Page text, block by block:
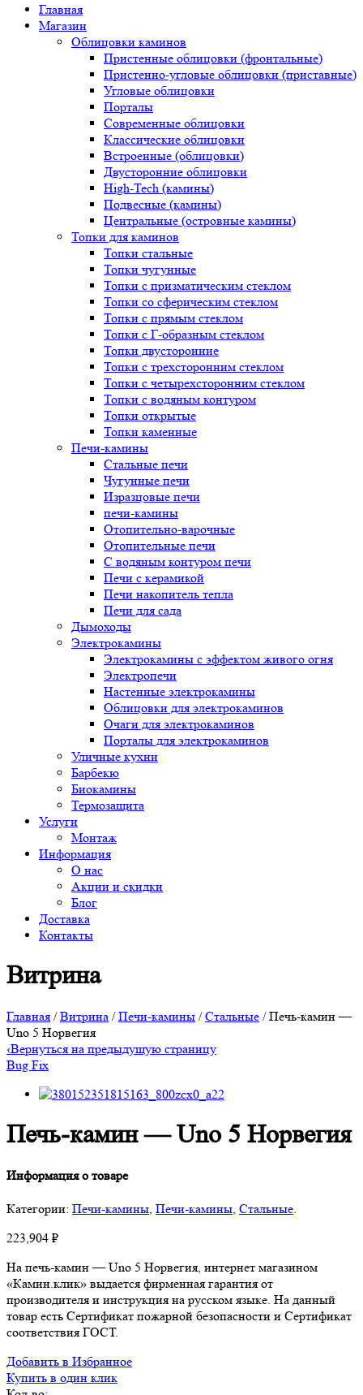
Главная
Магазин
Облицовки каминов
Пристенные облицовки (фронтальные)
Пристенно-угловые облицовки (приставные)
Угловые облицовки
Порталы
Современные облицовки
Классические облицовки
Встроенные (облицовки)
Двусторонние облицовки
High-Tech (камины)
Подвесные (камины)
Центральные (островные камины)
Топки для каминов
Топки стальные
Топки чугунные
Топки с призматическим стеклом
Топки со сферическим стеклом
Топки с прямым стеклом
Топки с Г-образным стеклом
Топки двусторонние
Топки с трехсторонним стеклом
Топки с четырехсторонним стеклом
Топки с водяным контуром
Топки открытые
Топки каменные
Печи-камины
Стальные печи
Чугунные печи
Изразцовые печи
печи-камины
Отопительно-варочные
Отопительные печи
С водяным контуром печи
Печи с керамикой
Печи накопитель тепла
Печи для сада
Дымоходы
Электрокамины
Электрокамины с эффектом живого огня
Электропечи
Настенные электрокамины
Облицовки для электрокаминов
Очаги для электрокаминов
Порталы для электрокаминов
Уличные кухни
Барбекю
Биокамины
Термозащита
Услуги
Монтаж
Информация
О нас
Акции и скидки
Блог
Доставка
Контакты
Витрина
Главная /Витрина /Печи-камины /Стальные / Печь-камин —
Uno 5 Норвегия
‹Вернуться на предыдущую страницу
Bug Fix
Печь-камин — Uno 5 Норвегия
Информация о товаре
Категории: Печи-камины, Печи-камины, Стальные.
223,904 ₽
На печь-камин — Uno 5 Норвегия, интернет магазином
«Камин.клик» выдается фирменная гарантия от
производителя и инструкция на русском языке. На данный
товар есть Сертификат пожарной безопасности и Сертификат
соответствия ГОСТ.
Добавить в Избранное
Купить в один клик